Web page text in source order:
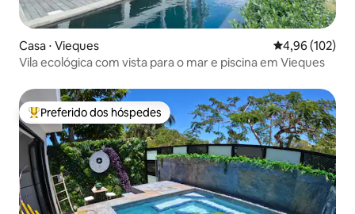
Casa ⋅ Vieques 4,96 de uma
4,96 (102)
Vila ecológica com vista para o mar e piscina em Vieques
Entre os melhores preferidos dos hóspedes
Preferido dos hóspedes